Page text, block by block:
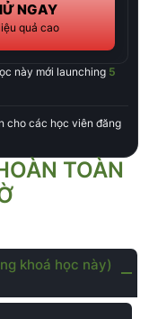
TOÀN
khoá học này)
NGAY
quả cao
này mới launching 5
cho các học viên đăng